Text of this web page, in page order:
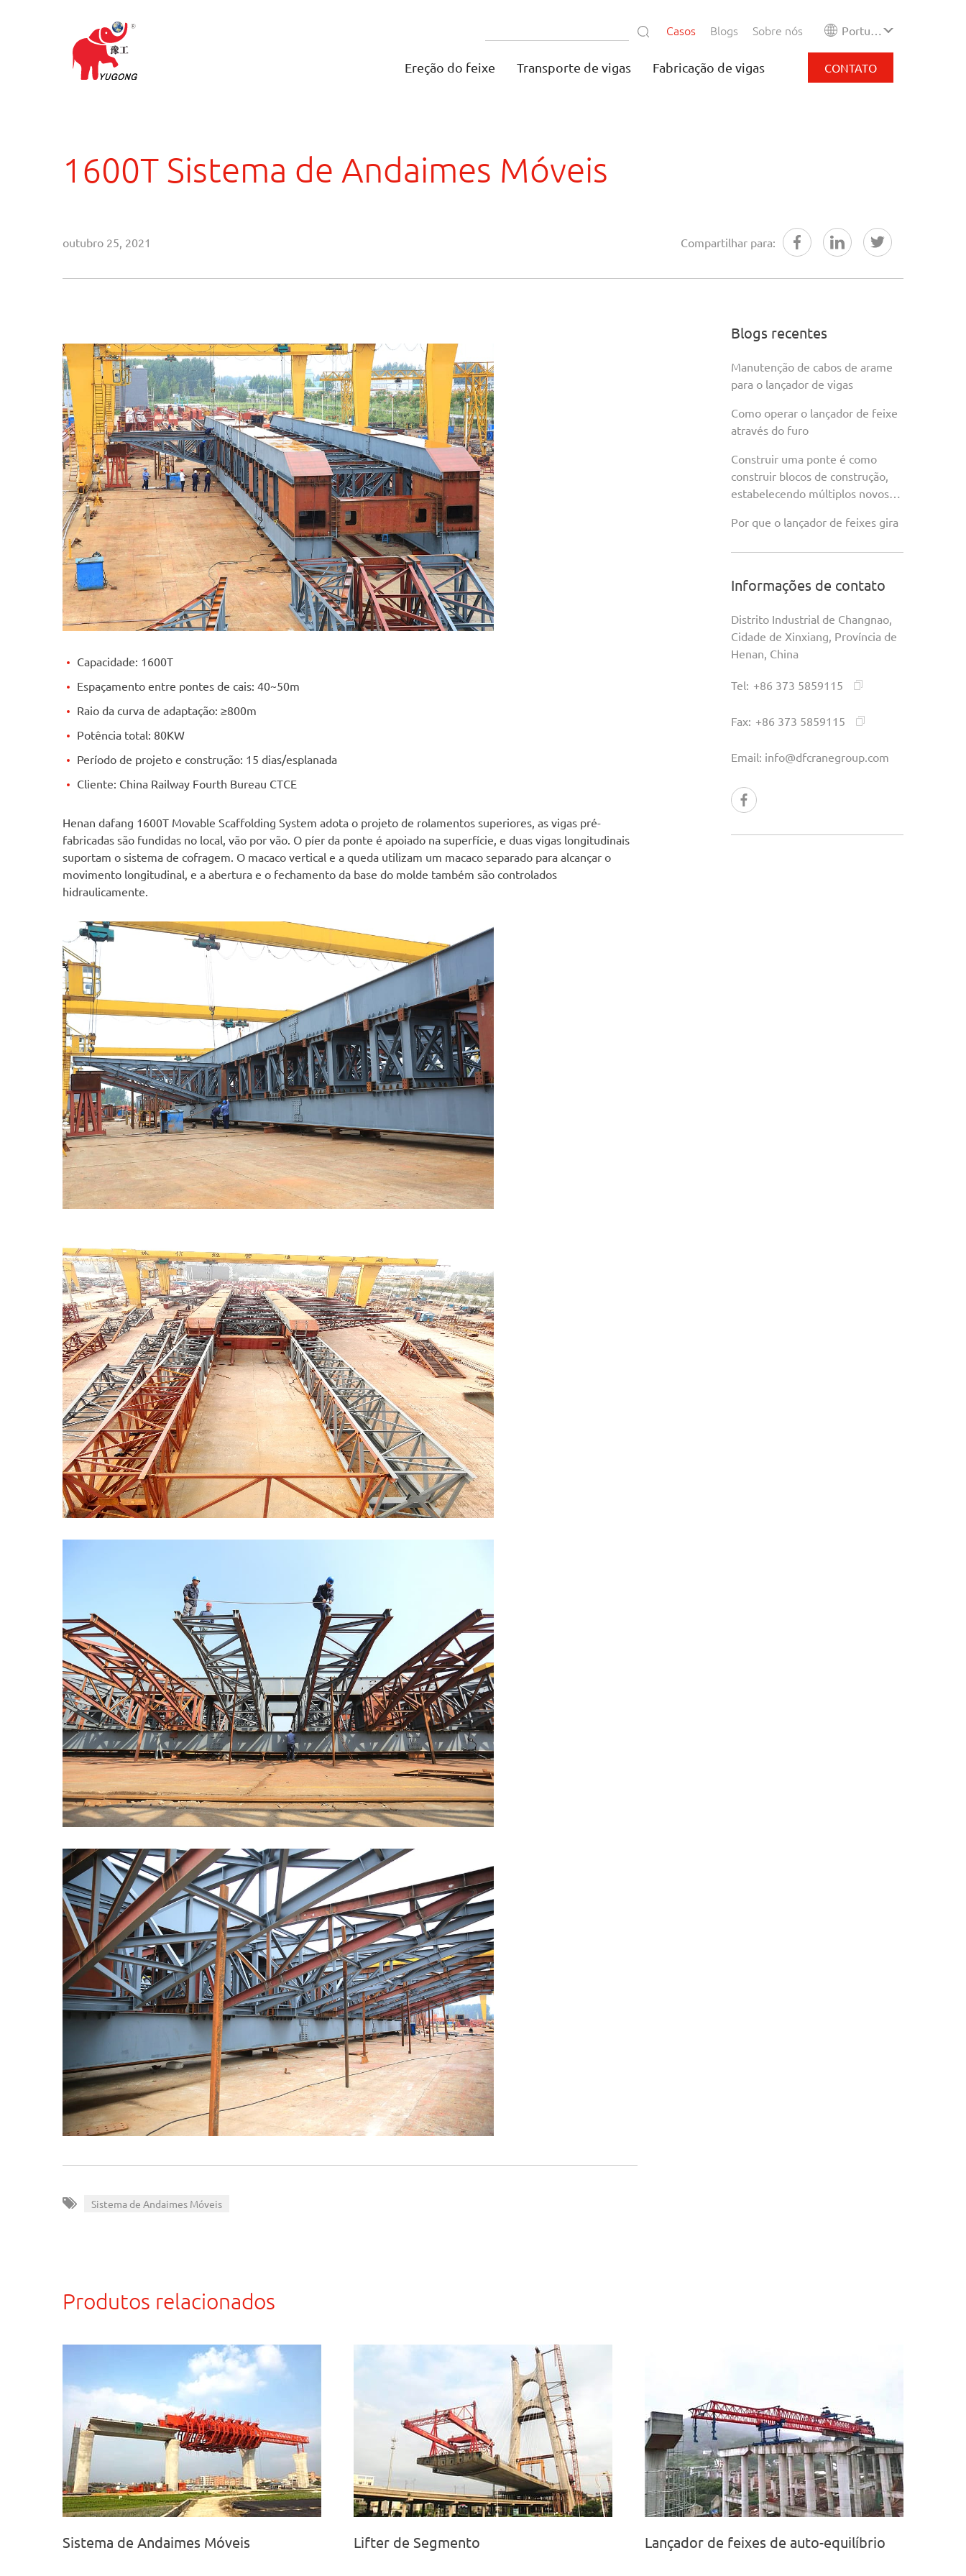
Português do Brasil
Casos Blogs Sobre nós
Ereção do feixe Transporte de vigas Fabricação de vigas CONTATO
1600T Sistema de Andaimes Móveis
outubro 25, 2021 Compartilhar para:
Capacidade: 1600T
Espaçamento entre pontes de cais: 40~50m
Raio da curva de adaptação: ≥800m
Potência total: 80KW
Período de projeto e construção: 15 dias/esplanada
Cliente: China Railway Fourth Bureau CTCE
Henan dafang 1600T Movable Scaffolding System adota o projeto de rolamentos superiores, as vigas pré-
fabricadas são fundidas no local, vão por vão. O píer da ponte é apoiado na superfície, e duas vigas longitudinais
suportam o sistema de cofragem. O macaco vertical e a queda utilizam um macaco separado para alcançar o
movimento longitudinal, e a abertura e o fechamento da base do molde também são controlados
hidraulicamente.
Sistema de Andaimes Móveis
Blogs recentes
Manutenção de cabos de arame
para o lançador de vigas
Como operar o lançador de feixe
através do furo
Construir uma ponte é como
construir blocos de construção,
estabelecendo múltiplos novos
Por que o lançador de feixes gira
Informações de contato
Distrito Industrial de Changnao,
Cidade de Xinxiang, Província de
Henan, China
Tel: +86 373 5859115
Fax: +86 373 5859115
Email: info@dfcranegroup.com
Produtos relacionados
Sistema de Andaimes Móveis Lifter de Segmento Lançador de feixes de auto-equilíbrio